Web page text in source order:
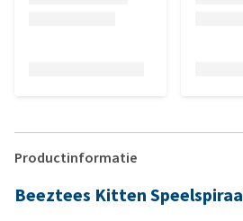
Productinformatie
Beeztees Kitten